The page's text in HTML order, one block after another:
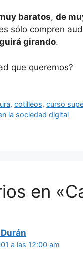
baratos, de
sólo compren
girando.
que queremos?
,cotilleos,curso
la sociedad digital
en
a las 12:00 am